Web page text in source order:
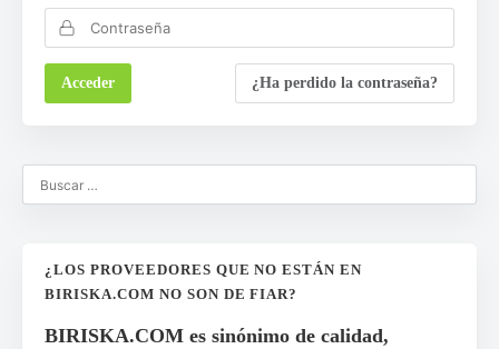
¿Ha perdido la contraseña?
¿LOS PROVEEDORES QUE NO ESTÁN EN
BIRISKA.COM NO SON DE FIAR?
BIRISKA.COM es sinónimo de calidad,